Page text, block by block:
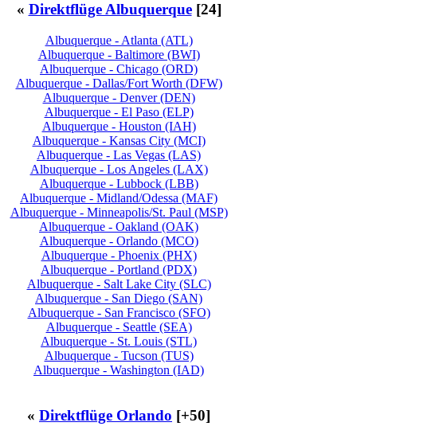
« Direktflüge Albuquerque[24]
Albuquerque - Atlanta (ATL)
Albuquerque - Baltimore (BWI)
Albuquerque - Chicago (ORD)
Albuquerque - Dallas/Fort Worth (DFW)
Albuquerque - Denver (DEN)
Albuquerque - El Paso (ELP)
Albuquerque - Houston (IAH)
Albuquerque - Kansas City (MCI)
Albuquerque - Las Vegas (LAS)
Albuquerque - Los Angeles (LAX)
Albuquerque - Lubbock (LBB)
Albuquerque - Midland/Odessa (MAF)
Albuquerque - Minneapolis/St. Paul (MSP)
Albuquerque - Oakland (OAK)
Albuquerque - Orlando (MCO)
Albuquerque - Phoenix (PHX)
Albuquerque - Portland (PDX)
Albuquerque - Salt Lake City (SLC)
Albuquerque - San Diego (SAN)
Albuquerque - San Francisco (SFO)
Albuquerque - Seattle (SEA)
Albuquerque - St. Louis (STL)
Albuquerque - Tucson (TUS)
Albuquerque - Washington (IAD)
« Direktflüge Orlando [+50]